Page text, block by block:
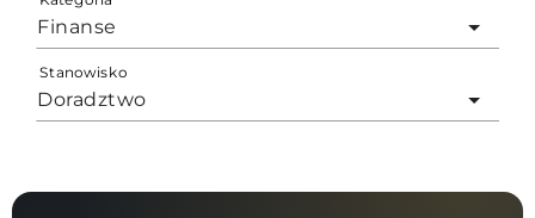
Finanse
Stanowisko
Doradztwo